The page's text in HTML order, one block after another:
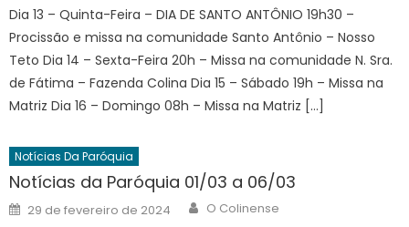
Dia 13 – Quinta-Feira – DIA DE SANTO ANTÔNIO 19h30 –
Procissão e missa na comunidade Santo Antônio – Nosso
Teto Dia 14 – Sexta-Feira 20h – Missa na comunidade N. Sra.
de Fátima – Fazenda Colina Dia 15 – Sábado 19h – Missa na
Matriz Dia 16 – Domingo 08h – Missa na Matriz […]
Notícias Da Paróquia
Notícias da Paróquia 01/03 a 06/03
Posted
on
29 de fevereiro de 2024 Author
O Colinense